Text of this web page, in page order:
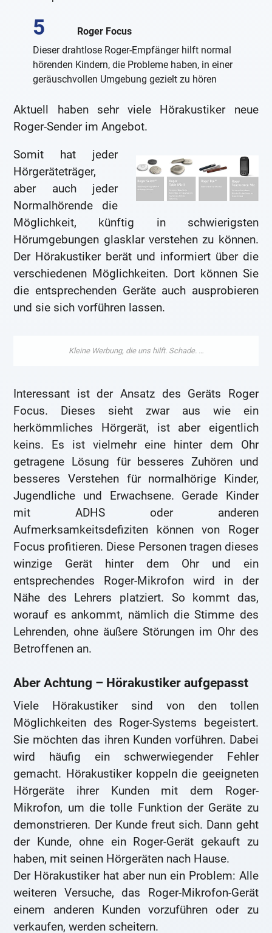
Roger Focus
Dieser drahtlose Roger-Empfänger hilft normal
hörenden Kindern, die Probleme haben, in einer
geräuschvollen Umgebung gezielt zu hören
Aktuell haben sehr viele Hörakustiker neue
Roger-Sender im Angebot.
Somit hat jeder
Hörgeräteträger,
aber auch jeder
Normalhörende die
Möglichkeit, künftig in schwierigsten
Hörumgebungen glasklar verstehen zu können.
Der Hörakustiker berät und informiert über die
verschiedenen Möglichkeiten. Dort können Sie
die entsprechenden Geräte auch ausprobieren
und sie sich vorführen lassen.
Interessant ist der Ansatz des Geräts Roger
Focus. Dieses sieht zwar aus wie ein
herkömmliches Hörgerät, ist aber eigentlich
keins. Es ist vielmehr eine hinter dem Ohr
getragene Lösung für besseres Zuhören und
besseres Verstehen für normalhörige Kinder,
Jugendliche und Erwachsene. Gerade Kinder
mit ADHS oder anderen
Aufmerksamkeitsdefiziten können von Roger
Focus profitieren. Diese Personen tragen dieses
winzige Gerät hinter dem Ohr und ein
entsprechendes Roger-Mikrofon wird in der
Nähe des Lehrers platziert. So kommt das,
worauf es ankommt, nämlich die Stimme des
Lehrenden, ohne äußere Störungen im Ohr des
Betroffenen an.
Aber Achtung – Hörakustiker aufgepasst
Viele Hörakustiker sind von den tollen
Möglichkeiten des Roger-Systems begeistert.
Sie möchten das ihren Kunden vorführen. Dabei
wird häufig ein schwerwiegender Fehler
gemacht. Hörakustiker koppeln die geeigneten
Hörgeräte ihrer Kunden mit dem Roger-
Mikrofon, um die tolle Funktion der Geräte zu
demonstrieren. Der Kunde freut sich. Dann geht
der Kunde, ohne ein Roger-Gerät gekauft zu
haben, mit seinen Hörgeräten nach Hause.
Der Hörakustiker hat aber nun ein Problem: Alle
weiteren Versuche, das Roger-Mikrofon-Gerät
einem anderen Kunden vorzuführen oder zu
verkaufen, werden scheitern.